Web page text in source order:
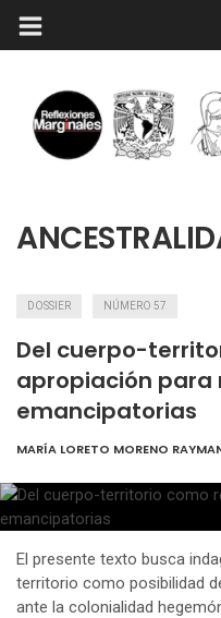
DOSSIER NÚMERO 57
Del cuerpo-
apropiación para
emancipatorias
MARÍA LORETO MORENO
El presente texto busca
territorio como posibilidad
ante la colonialidad